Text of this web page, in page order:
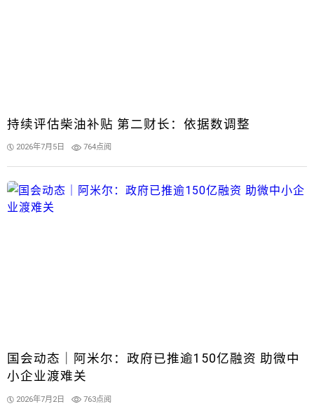
持续评估柴油补贴 第二财长：依据数调整
2026年7月5日 764点阅
国会动态｜阿米尔：政府已推逾150亿融资 助微中
小企业渡难关
2026年7月2日 763点阅